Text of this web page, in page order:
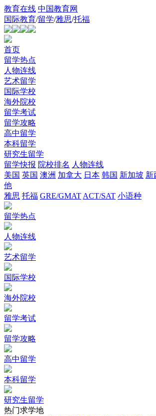
教育在线 中国教育网
国际教育/留学/雅思/托福
首页
留学热点
人物连线
艺术留学
国际学校
海外院校
留学考试
留学攻略
高中留学
本科留学
研究生留学
留学快报 院校排名 人物连线
美国 英国 澳洲 加拿大 日本 韩国 新加坡 新
他
雅思 托福 GRE/GMAT ACT/SAT 小语种
留学热点
人物连线
艺术留学
国际学校
海外院校
留学考试
留学攻略
高中留学
本科留学
研究生留学
热门求学地